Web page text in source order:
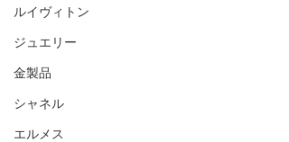
ルイヴィトン
ジュエリー
金製品
シャネル
エルメス